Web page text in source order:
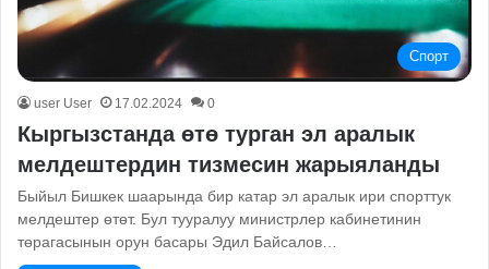
Спорт
user User 17.02.2024 0
Кыргызстанда өтө турган эл аралык
мелдештердин тизмесин жарыяланды
Быйыл Бишкек шаарында бир катар эл аралык ири спорттук
мелдештер өтөт. Бул тууралуу министрлер кабинетинин
төрагасынын орун басары Эдил Байсалов…